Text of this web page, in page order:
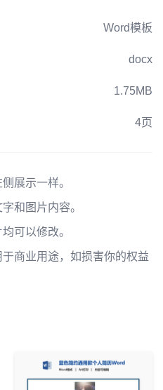
Word模板
docx
1.75MB
4页
展示一样。
和图片内容。
可以修改。
商业用途，如损害你的权益